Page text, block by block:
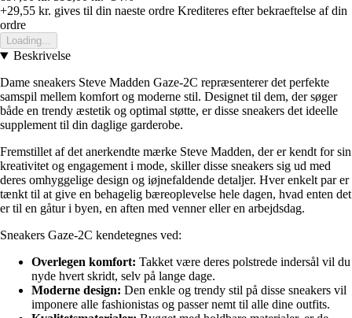
+29,55 kr. gives til din naeste ordre Krediteres efter bekraeftelse af din
ordre
Loading...
Beskrivelse
Dame sneakers Steve Madden Gaze-2C repræsenterer det perfekte
samspil mellem komfort og moderne stil. Designet til dem, der søger
både en trendy æstetik og optimal støtte, er disse sneakers det ideelle
supplement til din daglige garderobe.
Fremstillet af det anerkendte mærke Steve Madden, der er kendt for sin
kreativitet og engagement i mode, skiller disse sneakers sig ud med
deres omhyggelige design og iøjnefaldende detaljer. Hver enkelt par er
tænkt til at give en behagelig bæreoplevelse hele dagen, hvad enten det
er til en gåtur i byen, en aften med venner eller en arbejdsdag.
Sneakers Gaze-2C kendetegnes ved:
Overlegen komfort: Takket være deres polstrede indersål vil du
nyde hvert skridt, selv på lange dage.
Moderne design: Den enkle og trendy stil på disse sneakers vil
imponere alle fashionistas og passer nemt til alle dine outfits.